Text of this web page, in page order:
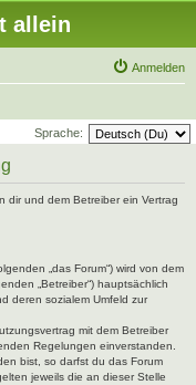
allein
Anmelden
Sprache:
dir und dem Betreiber ein Vertrag
„das Forum“) wird von dem
„Betreiber“) hauptsächlich
deren sozialem Umfeld zur
mit dem Betreiber
Regelungen einverstanden.
bist, so darfst du das Forum
jeweils die an dieser Stelle